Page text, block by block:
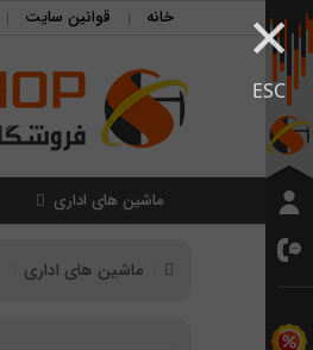
×
ESC
خانه قوانین سایت
ماشین های اداری
ماشین های اداری